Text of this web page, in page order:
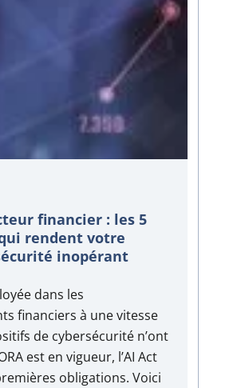
financier : les 5
rendent votre
inopérant
dans les
financiers à une vitesse
de cybersécurité n’ont
est en vigueur, l’AI Act
obligations. Voici